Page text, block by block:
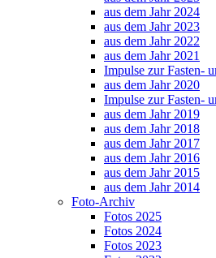
aus dem Jahr 2024
aus dem Jahr 2023
aus dem Jahr 2022
aus dem Jahr 2021
Impulse zur Fasten-
aus dem Jahr 2020
Impulse zur Fasten-
aus dem Jahr 2019
aus dem Jahr 2018
aus dem Jahr 2017
aus dem Jahr 2016
aus dem Jahr 2015
aus dem Jahr 2014
Foto-Archiv
Fotos 2025
Fotos 2024
Fotos 2023